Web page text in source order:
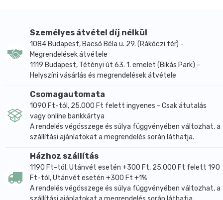
kínai és indiai fűszerkeverékek gyakori összetevője.
Személyes átvétel díj nélkül
1084 Budapest, Bacsó Béla u. 29. (Rákóczi tér) -
Megrendelések átvétele
1119 Budapest, Tétényi út 63. 1. emelet (Bikás Park) -
Helyszíni vásárlás és megrendelések átvétele
Csomagautomata
1090 Ft-tól, 25.000 Ft felett ingyenes - Csak átutalás
vagy online bankkártya
A rendelés végösszege és súlya függvényében változhat, a
szállítási ajánlatokat a megrendelés során láthatja.
Házhoz szállítás
1190 Ft-tól, Utánvét esetén +300 Ft, 25.000 Ft felett 190
Ft-tól, Utánvét esetén +300 Ft +1%
A rendelés végösszege és súlya függvényében változhat, a